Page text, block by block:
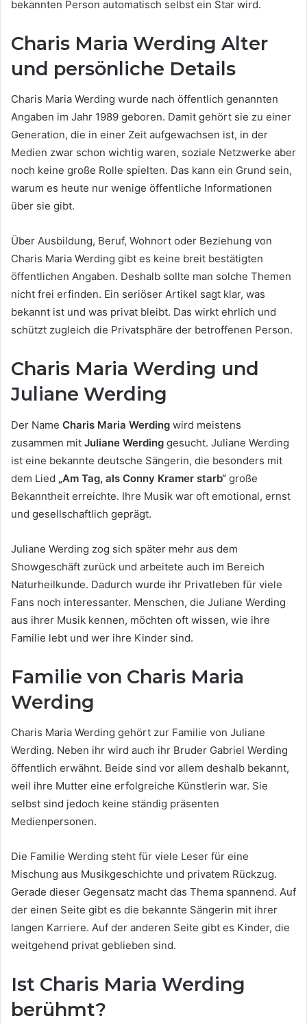
bekannten Person automatisch selbst ein Star wird.
Charis Maria Werding Alter
und persönliche Details
Charis Maria Werding wurde nach öffentlich genannten
Angaben im Jahr 1989 geboren. Damit gehört sie zu einer
Generation, die in einer Zeit aufgewachsen ist, in der
Medien zwar schon wichtig waren, soziale Netzwerke aber
noch keine große Rolle spielten. Das kann ein Grund sein,
warum es heute nur wenige öffentliche Informationen
über sie gibt.
Über Ausbildung, Beruf, Wohnort oder Beziehung von
Charis Maria Werding gibt es keine breit bestätigten
öffentlichen Angaben. Deshalb sollte man solche Themen
nicht frei erfinden. Ein seriöser Artikel sagt klar, was
bekannt ist und was privat bleibt. Das wirkt ehrlich und
schützt zugleich die Privatsphäre der betroffenen Person.
Charis Maria Werding und
Juliane Werding
Der Name Charis Maria Werding wird meistens
zusammen mit Juliane Werding gesucht. Juliane Werding
ist eine bekannte deutsche Sängerin, die besonders mit
dem Lied „Am Tag, als Conny Kramer starb“ große
Bekanntheit erreichte. Ihre Musik war oft emotional, ernst
und gesellschaftlich geprägt.
Juliane Werding zog sich später mehr aus dem
Showgeschäft zurück und arbeitete auch im Bereich
Naturheilkunde. Dadurch wurde ihr Privatleben für viele
Fans noch interessanter. Menschen, die Juliane Werding
aus ihrer Musik kennen, möchten oft wissen, wie ihre
Familie lebt und wer ihre Kinder sind.
Familie von Charis Maria
Werding
Charis Maria Werding gehört zur Familie von Juliane
Werding. Neben ihr wird auch ihr Bruder Gabriel Werding
öffentlich erwähnt. Beide sind vor allem deshalb bekannt,
weil ihre Mutter eine erfolgreiche Künstlerin war. Sie
selbst sind jedoch keine ständig präsenten
Medienpersonen.
Die Familie Werding steht für viele Leser für eine
Mischung aus Musikgeschichte und privatem Rückzug.
Gerade dieser Gegensatz macht das Thema spannend. Auf
der einen Seite gibt es die bekannte Sängerin mit ihrer
langen Karriere. Auf der anderen Seite gibt es Kinder, die
weitgehend privat geblieben sind.
Ist Charis Maria Werding
berühmt?